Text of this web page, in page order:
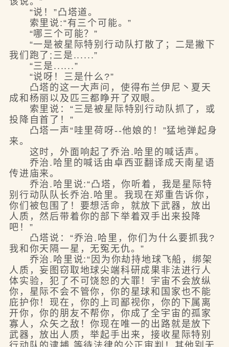
“说！”凸塔道。
索里说:“有三个可能。”
“哪三个可能？”
“一是被星际特别行动队打散了；二是撇下
我们跑了;三是......”
“三是......”
“说呀！三是什么?”
凸塔的这一大声问，使得布兰伊尼丶夏天
成和杨丽以及匹三都睁开了双眼。
索里说：“三是被星际特别行动队抓了，或
投降自首了！”
凸塔一声“哇里荷呀--他娘的！”猛地弹起身
来。
这时，外面响起了乔治.哈里的喊话声。
乔治.哈里的喊话由卓西亚翻译成天南星语
传进庙来。
乔治.哈里说:“凸塔，你听着，我是星际特
别行动队队长乔治.哈里。我现在郑重告诉你，
你们被包围了！要想活命，就放下武器，放出
人质，然后带着你的部下举着双手出来投降
吧！”
凸塔说：“乔治.哈里，你们为什么要抓我?
我和你天隔一星，无冤无仇。”
乔治.哈里说:“因为你劫持地球飞船，绑架
人质，妄图窃取地球尖端科研成果非法进行人
体实验，犯了不可饶恕的大罪！宇宙不会放纵
你，星际不会不管你，你的星球和国家也不能
庇护你！现在，你的上司鄙视你，你的下属离
开你，你的朋友不帮你，你成了全宇宙的孤家
寡人，众矢之敌！你现在唯一的出路就是放下
武器，放出人质，举起手出来，接收星际特别